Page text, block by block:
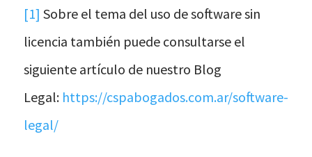
[1] Sobre el tema del uso de software sin
licencia también puede consultarse el
siguiente artículo de nuestro Blog
Legal: https://cspabogados.com.ar/software-
legal/